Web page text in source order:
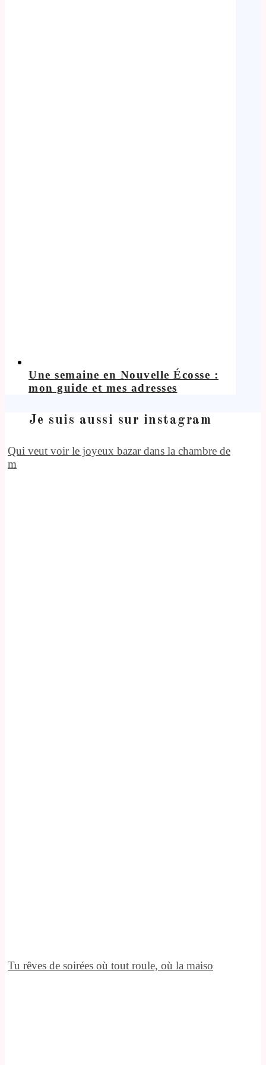
Une semaine en Nouvelle Écosse :
mon guide et mes adresses
Je suis aussi sur instagram
Qui veut voir le joyeux bazar dans la chambre de
m
Tu rêves de soirées où tout roule, où la maiso